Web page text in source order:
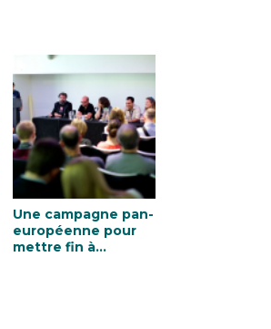
Une campagne pan-
européenne pour
mettre fin à